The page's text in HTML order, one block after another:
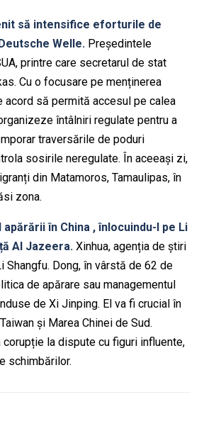
să intensifice eforturile de
Welle. Președintele
printre care secretarul de stat
Cu o focusare pe menținerea
acord să permită accesul pe calea
întâlniri regulate pentru a
traversările de poduri
sosirile neregulate. În aceeași zi,
din Matamoros, Tamaulipas, în
zona.
în China , înlocuindu-l pe Li
Al Jazeera. Xinhua, agenția de știri
Dong, în vârstă de 62 de
de apărare sau managementul
de Xi Jinping. El va fi crucial în
și Marea Chinei de Sud.
la dispute cu figuri influente,
schimbărilor.